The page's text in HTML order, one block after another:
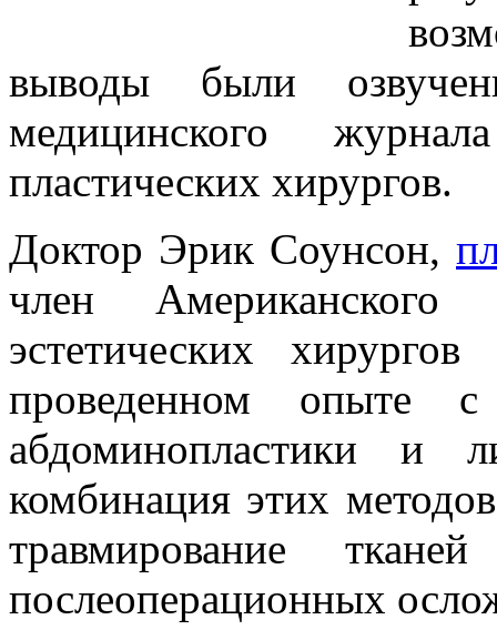
выводы были
медицинского
пластических хирургов.
Доктор Эрик Соунсон,
член Американского
эстетических
проведенном опыте с
абдоминопластики и
комбинация этих
травмирование
послеоперационных